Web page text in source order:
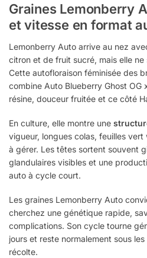
Graines Lemonberry
et vitesse en format
Lemonberry Auto arrive au nez
citron et de fruit sucré, mais elle ne
Cette autofloraison féminisée des
combine Auto Blueberry Ghost OG
résine, douceur fruitée et ce côté
En culture, elle montre une
vigueur, longues colas, feuilles
à gérer. Les têtes sortent souvent
glandulaires visibles et une
auto à cycle court.
Les graines Lemonberry Auto
cherchez une génétique rapide,
complications. Son cycle tourne
jours et reste normalement sous
récolte.